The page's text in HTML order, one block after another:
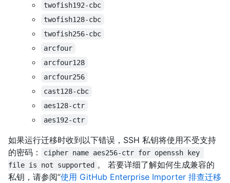
twofish192-cbc
twofish128-cbc
twofish256-cbc
arcfour
arcfour128
arcfour256
cast128-cbc
aes128-ctr
aes192-ctr
如果运行迁移时收到以下错误，SSH 私钥将使用不受支持
的密码：
cipher name aes256-ctr for openssh key
file is not supported 。 若要详细了解如何生成兼容的
私钥，请参阅“使用 GitHub Enterprise Importer 排查迁移